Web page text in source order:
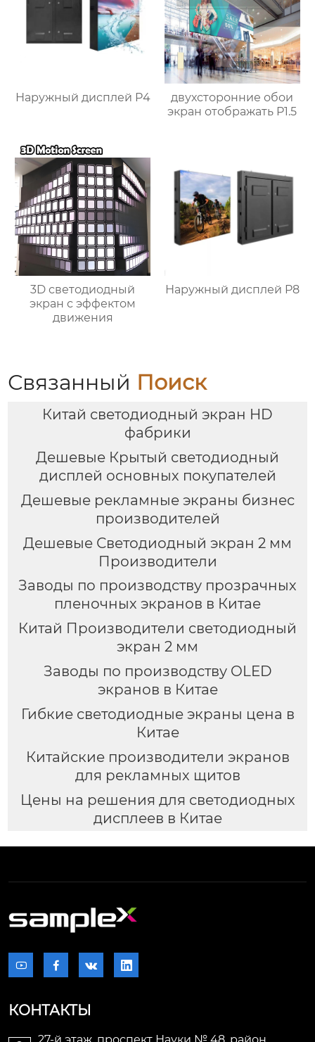
Наружный дисплей P4
двухсторонние обои
экран отображать P1.5
3D светодиодный
экран с эффектом
движения
Наружный дисплей P8
Связанный Поиск
Китай светодиодный экран HD
фабрики
Дешевые Крытый светодиодный
дисплей основных покупателей
Дешевые рекламные экраны бизнес
производителей
Дешевые Светодиодный экран 2 мм
Производители
Заводы по производству прозрачных
пленочных экранов в Китае
Китай Производители светодиодный
экран 2 мм
Заводы по производству OLED
экранов в Китае
Гибкие светодиодные экраны цена в
Китае
Китайские производители экранов
для рекламных щитов
Цены на решения для светодиодных
дисплеев в Китае
   
КОНТАКТЫ